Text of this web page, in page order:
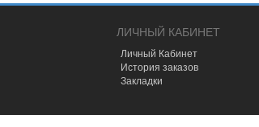
ЛИЧНЫЙ КАБИНЕТ
Личный Кабинет
История заказов
Закладки